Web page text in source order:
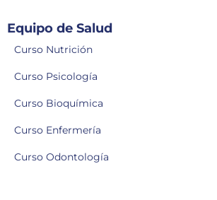
Equipo de Salud
Curso Nutrición
Curso Psicología
Curso Bioquímica
Curso Enfermería
Curso Odontología